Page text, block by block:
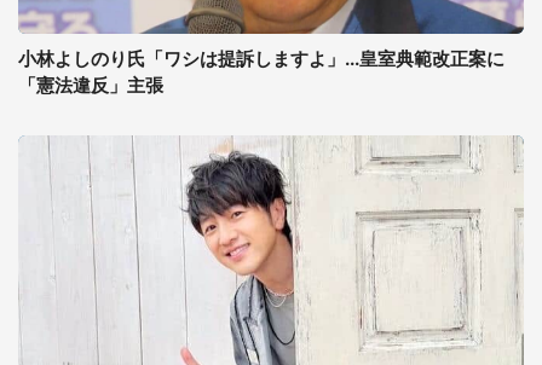
小林よしのり氏「ワシは提訴しますよ」...皇室典範改正案に
「憲法違反」主張